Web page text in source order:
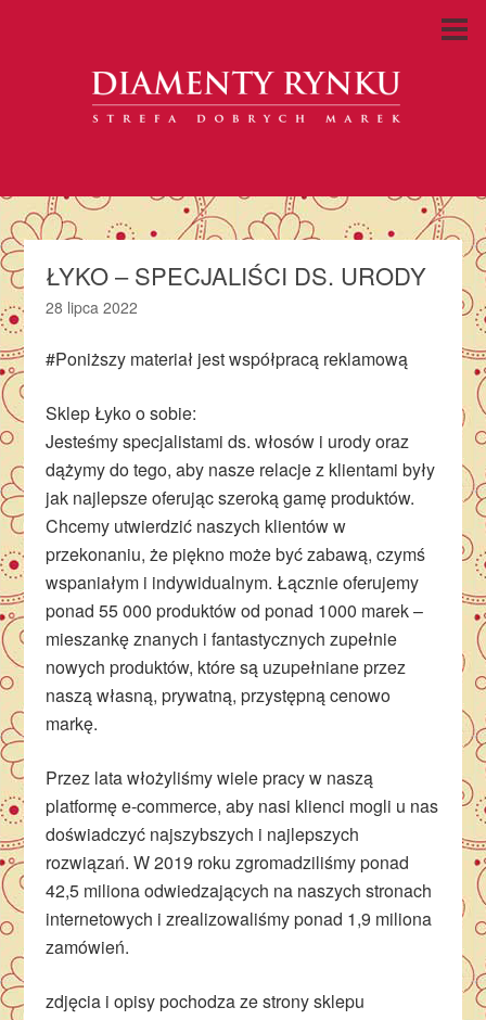
ŁYKO – SPECJALIŚCI DS. URODY
28 lipca 2022
#Poniższy materiał jest współpracą reklamową
Sklep Łyko o sobie:
Jesteśmy specjalistami ds. włosów i urody oraz
dążymy do tego, aby nasze relacje z klientami były
jak najlepsze oferując szeroką gamę produktów.
Chcemy utwierdzić naszych klientów w
przekonaniu, że piękno może być zabawą, czymś
wspaniałym i indywidualnym. Łącznie oferujemy
ponad 55 000 produktów od ponad 1000 marek –
mieszankę znanych i fantastycznych zupełnie
nowych produktów, które są uzupełniane przez
naszą własną, prywatną, przystępną cenowo
markę.
Przez lata włożyliśmy wiele pracy w naszą
platformę e-commerce, aby nasi klienci mogli u nas
doświadczyć najszybszych i najlepszych
rozwiązań. W 2019 roku zgromadziliśmy ponad
42,5 miliona odwiedzających na naszych stronach
internetowych i zrealizowaliśmy ponad 1,9 miliona
zamówień.
zdjęcia i opisy pochodza ze strony sklepu